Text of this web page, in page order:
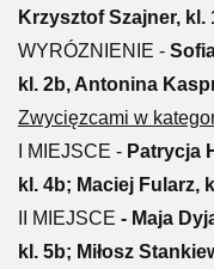
Krzysztof Szajner, kl.
WYRÓZNIENIE -
kl. 2b, Antonina
Zwycięzcami w
I MIEJSCE - Patrycja
kl. 4b; Maciej Fularz,
II MIEJSCE - Maja
kl. 5b; Miłosz